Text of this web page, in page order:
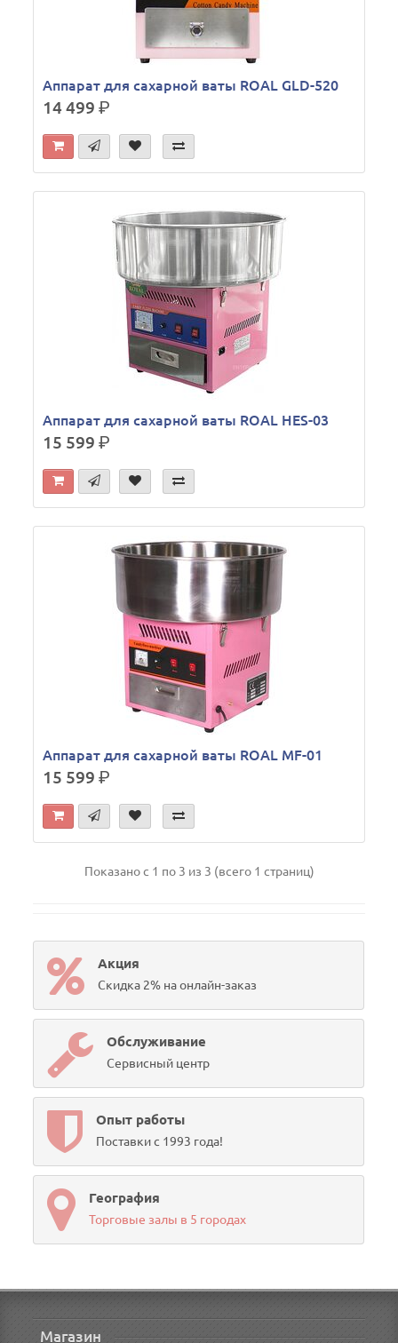
Аппарат для сахарной ваты ROAL GLD-520
14 499р.
Аппарат для сахарной ваты ROAL HES-03
15 599р.
Аппарат для сахарной ваты ROAL MF-01
15 599р.
Показано с 1 по 3 из 3 (всего 1 страниц)
Акция
Скидка 2% на онлайн-заказ
Обслуживание
Сервисный центр
Опыт работы
Поставки с 1993 года!
География
Торговые залы в 5 городах
Магазин